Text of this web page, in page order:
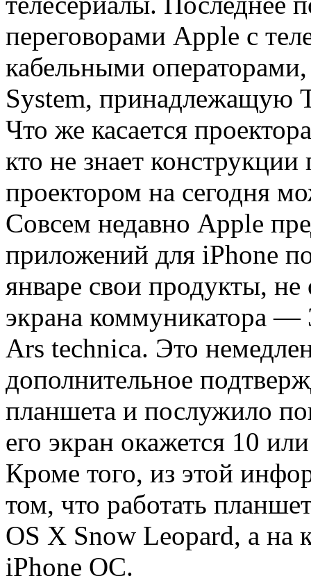
переговорами Apple с
кабельными
System, принадлежащую
Что же касается
кто не знает
проектором на сегодня
Совсем недавно Apple
приложений для iPhone
январе свои продукты,
экрана коммуникатора —
Ars technica. Это
дополнительное
планшета и послужило
его экран окажется 10
Кроме того, из этой
том, что работать
OS X Snow Leopard, а на
iPhone ОС.